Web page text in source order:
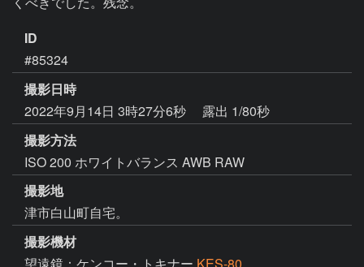
ID
#85324
撮影日時
2022年9月14日 3時27分6秒
露出 1/80秒
撮影方法
ISO 200 ホワイトバランス AWB RAW
撮影地
津市白山町自宅。
撮影機材